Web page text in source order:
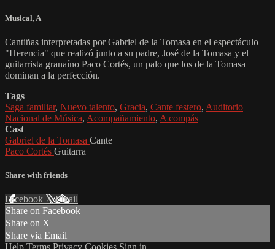
Musical, A
Cantiñas interpretadas por Gabriel de la Tomasa en el espectáculo
"Herencia" que realizó junto a su padre, José de la Tomasa y el
guitarrista granaíno Paco Cortés, un palo que los de la Tomasa
dominan a la perfección.
Tags
Saga familiar, Nuevo talento, Gracia, Cante festero, Auditorio
Nacional de Música, Acompañamiento, A compás
Cast
Gabriel de la Tomasa Cante
Paco Cortés Guitarra
Share with friends
Facebook XEmail
Share on Facebook
Share on X
Share via Email